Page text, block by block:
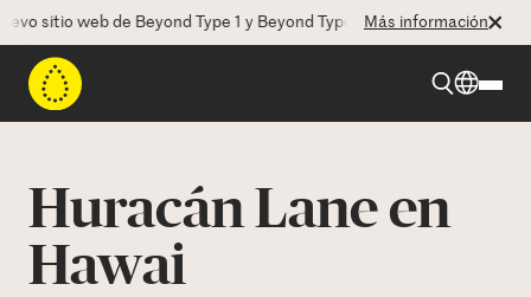
sitio web de Beyond Type 1 y Beyond Type 2! La CEO Deborah Dugan
Más información
Huracán Lane en
Hawai